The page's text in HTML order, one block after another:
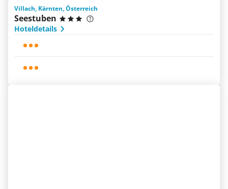
Villach, Kärnten, Österreich
Seestuben
Hoteldetails